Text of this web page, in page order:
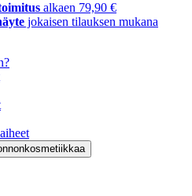
alkaen 79,90 €
jokaisen tilauksen mukana